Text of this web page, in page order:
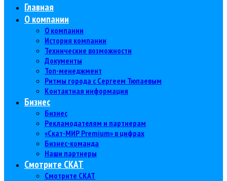
Главная
О компании
О компании
История компании
Технические возможности
Документы
Топ-менеджмент
Ритмы города с Сергеем Тюпаевым
Контактная информация
Бизнес
Бизнес
Рекламодателям и партнерам
«Скат-МИР Premium» в цифрах
Бизнес-команда
Наши партнеры
Смотрите СКАТ
Смотрите СКАТ